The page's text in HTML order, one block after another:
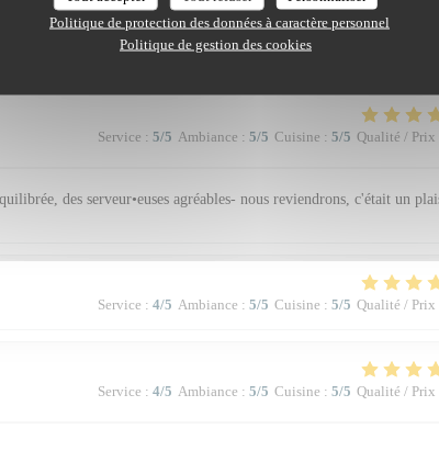
Politique de protection des données à caractère personnel
Politique de gestion des cookies
Service : 5/5 Ambiance : 5/5 Cuisine : 5/5 Qualité / Prix
des serveur•euses agréables- nous reviendrons, c'était un
Service : 4/5 Ambiance : 5/5 Cuisine : 5/5 Qualité / Prix
Service : 4/5 Ambiance : 5/5 Cuisine : 5/5 Qualité / Prix